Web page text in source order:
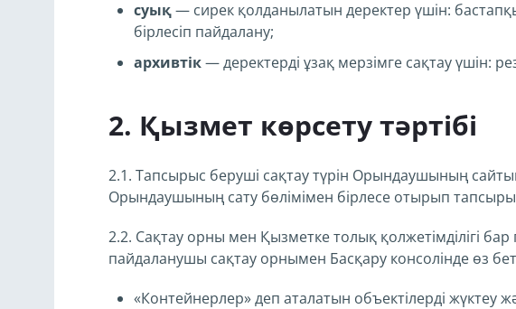
суық— сирек қолданылатын деректер үшін:
бірлесіп пайдалану;
архивтік— деректерді ұзақ мерзімге сақтау үшін:
Қызмет көрсету тәртібі
2.1. Тапсырыс беруші сақтау түрін Орындаушының
Орындаушының сату бөлімімен бірлесе отырып
2.2. Сақтау орны мен Қызметке толық қолжетімділігі
пайдаланушы сақтау орнымен Басқару консолінде өз
«Контейнерлер» деп аталатын объектілерді жүктеу